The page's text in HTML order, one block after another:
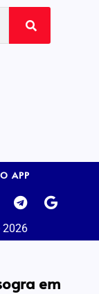
APP
2026
em